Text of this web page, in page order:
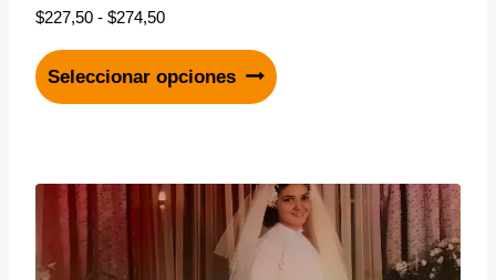
$227,50 - $274,50
Seleccionar opciones